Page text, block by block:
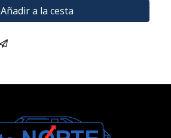
Añadir a la cesta